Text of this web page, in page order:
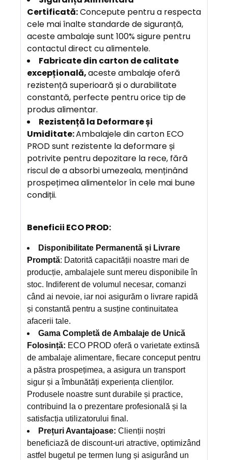
Certificată:Concepute pentru a respecta
cele mai înalte standarde de siguranță,
aceste ambalaje sunt 100% sigure pentru
contactul direct cu alimentele.
Fabricate din carton de calitate
excepțională,aceste ambalaje oferă
rezistență superioară și o durabilitate
constantă, perfecte pentru orice tip de
produs alimentar.
Rezistență la Deformare și
Umiditate:Ambalajele din carton ECO
PROD sunt rezistente la deformare și
potrivite pentru depozitare la rece, fără
riscul de a absorbi umezeala, menținând
prospețimea alimentelor în cele mai bune
condiții.
Beneficii ECO PROD:
Disponibilitate Permanentă și Livrare
Promptă: Datorită capacității noastre mari de
producție, ambalajele sunt mereu disponibile în
stoc. Indiferent de volumul necesar, comanzi
când ai nevoie, iar noi asigurăm o livrare rapidă
și constantă pentru a susține continuitatea
afacerii tale.
Gama Completă de Ambalaje de Unică
Folosință: ECO PROD oferă o varietate extinsă
de ambalaje alimentare, fiecare conceput pentru
a păstra prospețimea, a asigura un transport
sigur și a îmbunătăți experiența clienților.
Produsele noastre sunt durabile și practice,
contribuind la o prezentare profesională și la
satisfacția utilizatorului final.
Prețuri Avantajoase: Clienții noștri
beneficiază de discount-uri atractive, optimizând
astfel bugetul pe termen lung și asigurând un